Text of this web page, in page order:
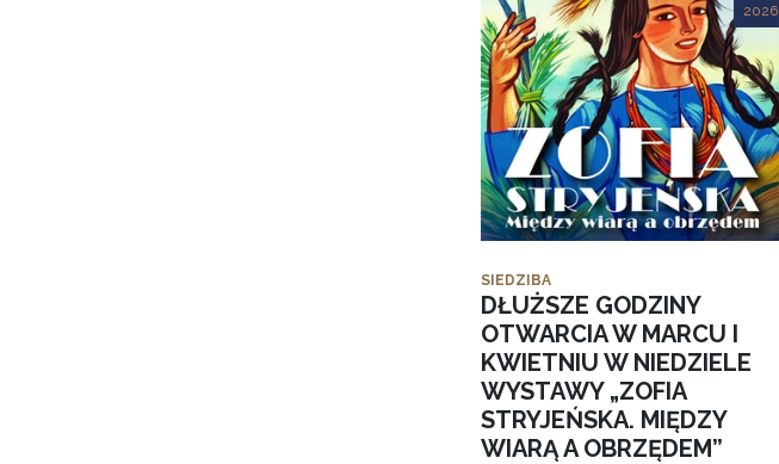
2026
SIEDZIBA
DŁUŻSZE GODZINY
OTWARCIA W MARCU I
KWIETNIU W NIEDZIELE
WYSTAWY „ZOFIA
STRYJEŃSKA. MIĘDZY
WIARĄ A OBRZĘDEM”